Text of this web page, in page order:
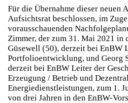
Für die Übernahme dieser neuen
Aufsichtsrat beschlossen, im
vorausschauenden
Zimmer, der zum 31. Mai 2021 in
Güsewell (50), derzeit bei EnBW
Portfolioentwicklung, und Georg
derzeit bei EnBW Leiter der
Erzeugung / Betrieb und
Energiedienstleistungen, zum 1.
von drei Jahren in den EnBW-